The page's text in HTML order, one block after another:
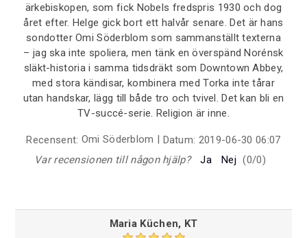
ärkebiskopen, som fick Nobels fredspris 1930 och dog
året efter. Helge gick bort ett halvår senare. Det är hans
sondotter Omi Söderblom som sammanställt texterna
– jag ska inte spoliera, men tänk en överspänd Norénsk
släkt-historia i samma tidsdräkt som Downtown Abbey,
med stora kändisar, kombinera med Torka inte tårar
utan handskar, lägg till både tro och tvivel. Det kan bli en
TV-succé-serie. Religion är inne.
Recensent: Omi Söderblom | Datum: 2019-06-30 06:07
Var recensionen till någon hjälp?
Ja Nej (0/0)
Maria Küchen, KT